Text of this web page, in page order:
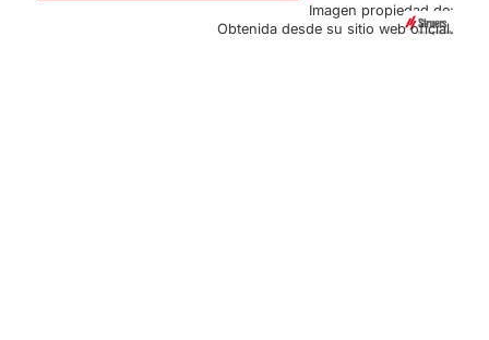
Imagen propiedad de:
Obtenida desde su sitio web oficial.